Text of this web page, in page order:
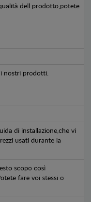
dell prodotto,potete
i nostri prodotti.
di installazione,che vi
usati durante la
scopo così
fare voi stessi o